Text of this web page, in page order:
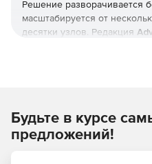
Решение разворачивается
масштабируется от
десятки узлов. Редакция
Как устроена
В основе — многоуровневая
Будьте в курсе
предложений!